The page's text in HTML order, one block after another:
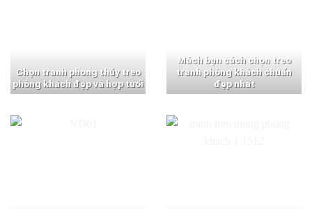
Chọn tranh phong thủy treo
phòng khách đẹp và hợp tuổi
Mách bạn cách chọn treo
tranh phòng khách chuẩn
đẹp nhất